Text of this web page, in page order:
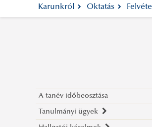
Karunkról Oktatás
A tanév időbeosztása
Tanulmányi ügyek